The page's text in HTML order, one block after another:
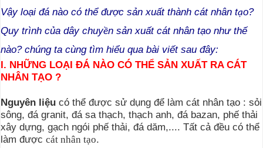
Vậy loại đá nào có thể được sản xuất thành cát nhân tạo?
Quy trình của dây chuyền sản xuất cát nhân tạo như thế
nào? chúng ta cùng tìm hiểu qua bài viết sau đây:
I. NHỮNG LOẠI ĐÁ NÀO CÓ THỂ SẢN XUẤT RA CÁT
NHÂN TẠO ?
Nguyên liệu có thể được sử dụng để làm cát nhân tạo : sỏi
sông, đá granit, đá sa thạch, thạch anh, đá bazan, phế thải
xây dựng, gạch ngói phế thải, đá dăm,.... Tất cả đều có thể
làm được cát nhân tạo.